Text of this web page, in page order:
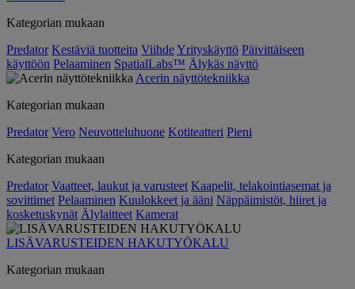
Kategorian mukaan
Predator Kestäviä tuotteita ViihdeYrityskäyttö Päivittäiseen
käyttöön Pelaaminen SpatialLabs™ Älykäs näyttö
Acerin näyttötekniikka
Kategorian mukaan
Predator Vero Neuvotteluhuone Kotiteatteri Pieni
Kategorian mukaan
Predator Vaatteet, laukut ja varusteet Kaapelit, telakointiasemat ja
sovittimet Pelaaminen Kuulokkeet ja ääni Näppäimistöt, hiiret ja
kosketuskynät Älylaitteet Kamerat
LISÄVARUSTEIDEN HAKUTYÖKALU
Kategorian mukaan